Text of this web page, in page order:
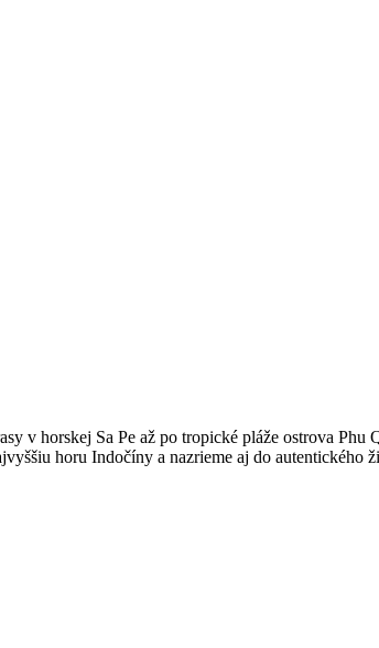
horskej Sa Pe až po tropické pláže ostrova Phu
horu Indočíny a nazrieme aj do